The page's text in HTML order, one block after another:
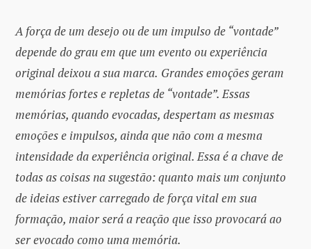
A força de um desejo ou de um impulso de “vontade”
depende do grau em que um evento ou experiência
original deixou a sua marca. Grandes emoções geram
memórias fortes e repletas de “vontade”. Essas
memórias, quando evocadas, despertam as mesmas
emoções e impulsos, ainda que não com a mesma
intensidade da experiência original. Essa é a chave de
todas as coisas na sugestão: quanto mais um conjunto
de ideias estiver carregado de força vital em sua
formação, maior será a reação que isso provocará ao
ser evocado como uma memória.